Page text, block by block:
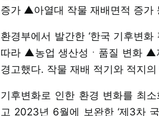
증가 ▲아열대 작물 재배면적 증가
환경부에서 발간한 ‘한국 기후변
따라 ▲농업 생산성ㆍ품질 변화 ▲
경고했다. 작물 재배 적기와 적지
기후변화로 인한 환경 변화를 최
고 2023년 6월에 보완한 ‘제3차